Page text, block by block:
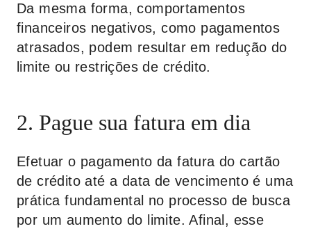
Da mesma forma, comportamentos
financeiros negativos, como pagamentos
atrasados, podem resultar em redução do
limite ou restrições de crédito.
2. Pague sua fatura em dia
Efetuar o pagamento da fatura do cartão
de crédito até a data de vencimento é uma
prática fundamental no processo de busca
por um aumento do limite. Afinal, esse